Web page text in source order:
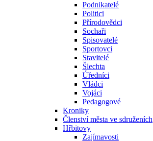
Podnikatelé
Politici
Přírodovědci
Sochaři
Spisovatelé
Sportovci
Stavitelé
Šlechta
Úředníci
Vládci
Vojáci
Pedagogové
Kroniky
Členství města ve sdruženích
Hřbitovy
Zajímavosti